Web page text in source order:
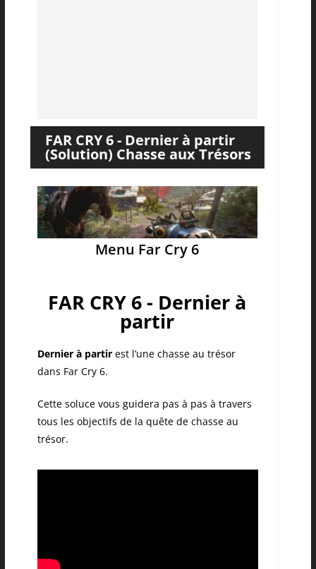
FAR CRY 6 - Dernier à partir
(Solution) Chasse aux Trésors
Menu Far Cry 6
FAR CRY 6 - Dernier à
partir
Dernier à partirest l’une chasse au trésor
dans Far Cry 6.
Cette soluce vous guidera pas à pas à travers
tous les objectifs de la quête de chasse au
trésor.